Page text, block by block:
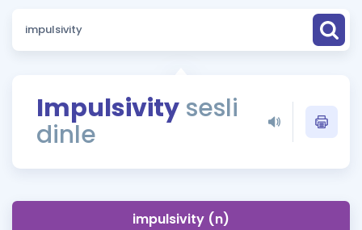
Puan Hesaplama
ÖSYM Sınav Takvimi
Kampanyalar
İngilizce Gramer
Impulsivity sesli
dinle
impulsivity (n)